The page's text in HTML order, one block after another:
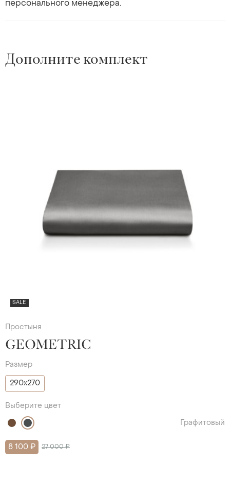
персонального менеджера.
Дополните комплект
SALE
Простыня
GEOMETRIC
Размер
290х270
Выберите цвет
Графитовый
8 100 ₽ 27 000 ₽